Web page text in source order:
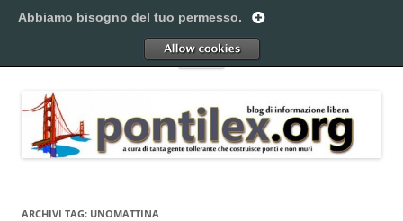
al
Pontilex
Menu
ARCHIVI TAG: UNOMATTINA
Abbiamo bisogno del tuo permesso.